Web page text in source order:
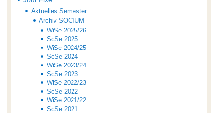
Aktuelles Semester
Archiv SOCIUM
WiSe 2025/26
SoSe 2025
WiSe 2024/25
SoSe 2024
WiSe 2023/24
SoSe 2023
WiSe 2022/23
SoSe 2022
WiSe 2021/22
SoSe 2021